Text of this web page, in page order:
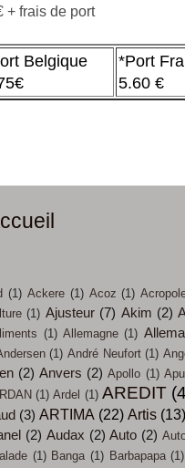
+ frais de port
Belgique
*Port
5.60 €
(1) Ackere (1) Acoz (1)
(1) Ajusteur (7) Akim (2)
(1) Allemagne (1)
(1) André Neufort (1)
(2) Anvers (2) Apollo (1)
(1) Ardel (1) AREDIT
(3) ARTIMA (22) Artis (13)
(2) Audax (2) Auto (2)
(1) Banga (1) Barbapapa (1)